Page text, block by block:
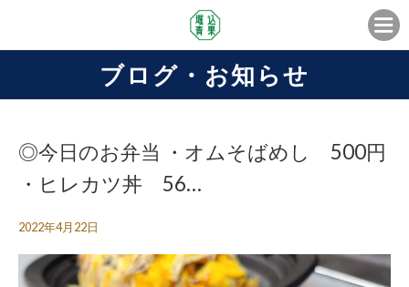
ブログ・お知らせ
◎今日のお弁当 ・オムそばめし 500円
・ヒレカツ丼 56…
2022年4月22日